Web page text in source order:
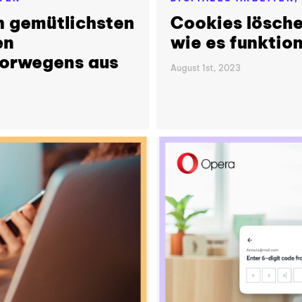
gemütlichsten
aus
Cookies
wie es
August 1st, 2023